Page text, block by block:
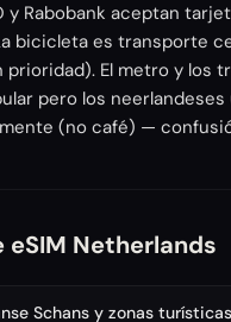
y Rabobank aceptan
bicicleta es transporte
El metro y los
pero los
(no café) —
Netherlands
Schans y zonas